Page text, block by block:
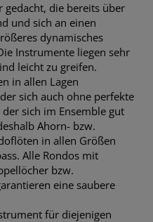
gedacht, die bereits über
und sich an einen
dynamisches
Instrumente liegen sehr
leicht zu greifen.
in allen Lagen
sich auch ohne perfekte
sich im Ensemble gut
Ahorn- bzw.
in allen Größen
Alle Rondos mit
bzw.
eine saubere
für diejenigen